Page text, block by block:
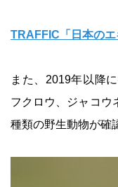
TRAFFIC「日本のエ
また、2019年以降
フクロウ、ジャコウ
種類の野生動物が確